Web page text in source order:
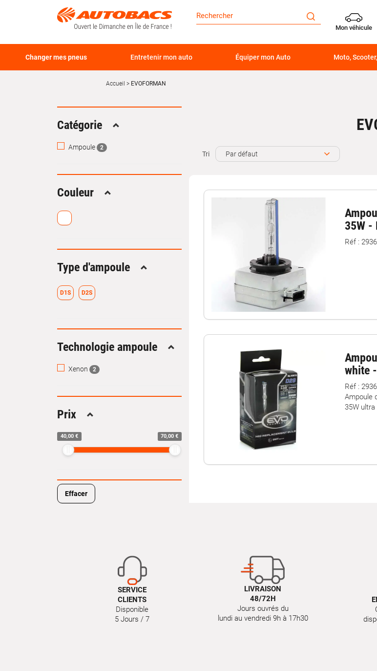
Mon véhicule
Changer mes pneus Entretenir mon auto Équiper mon Auto Moto,
Accueil EVOFORMAN
Catégorie Replier
Ampoule 2
Couleur Replier
Type d'ampoule Replier
D1S D2S
Technologie ampoule Replier
Xenon 2
Prix Replier
40,00 € 70,00 €
Effacer
Tri Par défaut
35W -
Réf :
white
Réf :
Ampoule
35W
SERVICE
CLIENTS
Disponible
5 Jours / 7
LIVRAISON
48/72H
Jours ouvrés du
lundi au vendredi 9h à 17h30